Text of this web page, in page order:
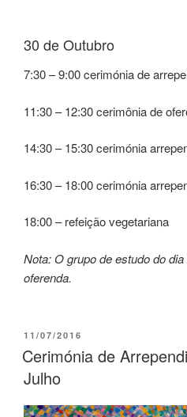
30 de Outubro
7:30 – 9:00 cerimónia de
11:30 – 12:30 cerimônia de
14:30 – 15:30 cerimónia
16:30 – 18:00 cerimónia
18:00 – refeição vegetariana
Nota: O grupo de estudo do
oferenda.
11/07/2016
Cerimónia de
Julho